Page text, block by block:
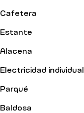
Cafetera
Estante
Alacena
Electricidad individual
Parqué
Baldosa